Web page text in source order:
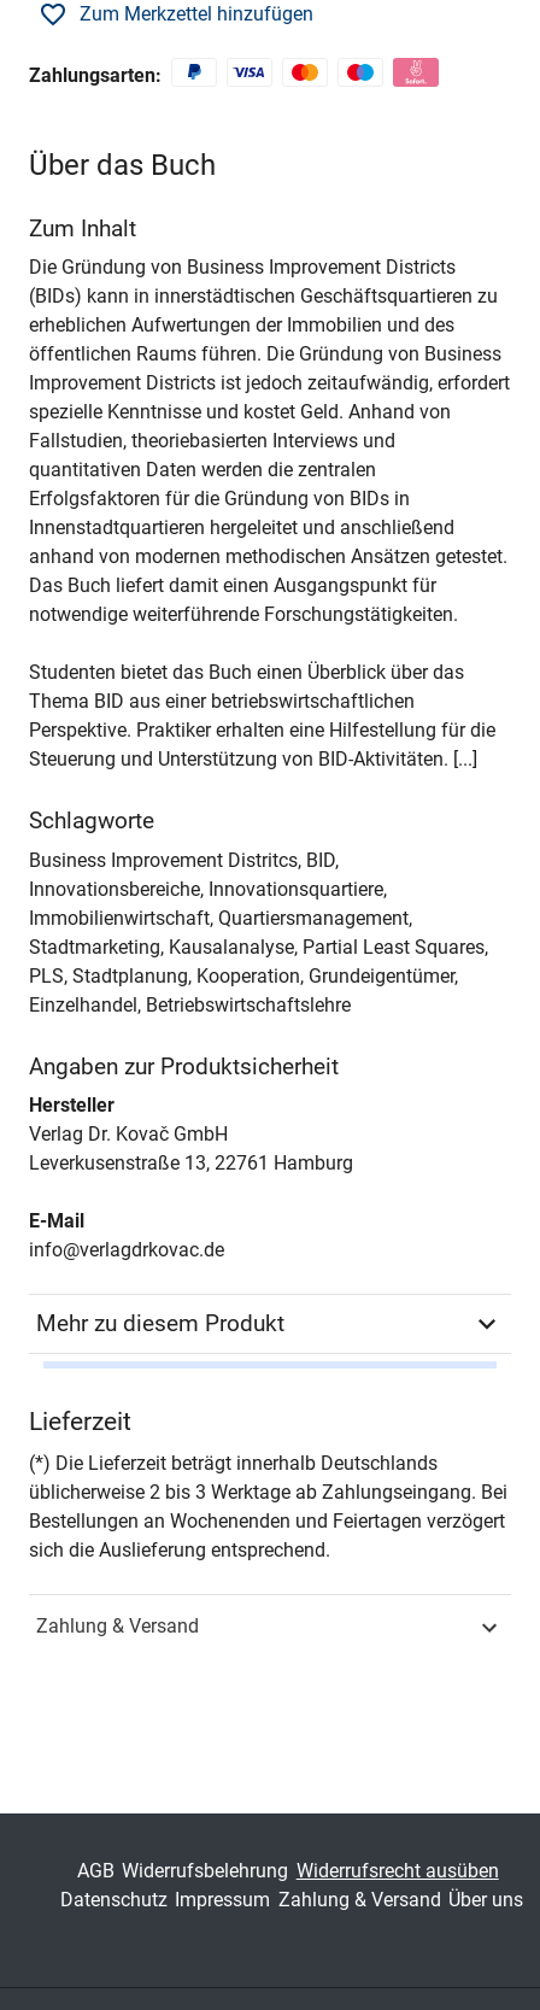
Zum Merkzettel hinzufügen
Zahlungsarten:
Über das Buch
Zum Inhalt
Die Gründung von Business Improvement Districts
(BIDs) kann in innerstädtischen Geschäftsquartieren zu
erheblichen Aufwertungen der Immobilien und des
öffentlichen Raums führen. Die Gründung von Business
Improvement Districts ist jedoch zeitaufwändig, erfordert
spezielle Kenntnisse und kostet Geld. Anhand von
Fallstudien, theoriebasierten Interviews und
quantitativen Daten werden die zentralen
Erfolgsfaktoren für die Gründung von BIDs in
Innenstadtquartieren hergeleitet und anschließend
anhand von modernen methodischen Ansätzen getestet.
Das Buch liefert damit einen Ausgangspunkt für
notwendige weiterführende Forschungstätigkeiten.
Studenten bietet das Buch einen Überblick über das
Thema BID aus einer betriebswirtschaftlichen
Perspektive. Praktiker erhalten eine Hilfestellung für die
Steuerung und Unterstützung von BID-Aktivitäten. [...]
Schlagworte
Business Improvement Distritcs, BID,
Innovationsbereiche, Innovationsquartiere,
Immobilienwirtschaft, Quartiersmanagement,
Stadtmarketing, Kausalanalyse, Partial Least Squares,
PLS, Stadtplanung, Kooperation, Grundeigentümer,
Einzelhandel, Betriebswirtschaftslehre
Angaben zur Produktsicherheit
Hersteller
Verlag Dr. Kovač GmbH
Leverkusenstraße 13, 22761 Hamburg
E-Mail
info@verlagdrkovac.de
Mehr zu diesem Produkt
Seiten 288
Jahr Hamburg 2010
Fachdisziplin
Band 263
Lieferzeit
(*) Die Lieferzeit beträgt innerhalb Deutschlands
üblicherweise 2 bis 3 Werktage ab Zahlungseingang. Bei
Bestellungen an Wochenenden und Feiertagen verzögert
sich die Auslieferung entsprechend.
Zahlung & Versand
AGB Widerrufsbelehrung Widerrufsrecht ausüben
Datenschutz Impressum Zahlung & Versand Über uns